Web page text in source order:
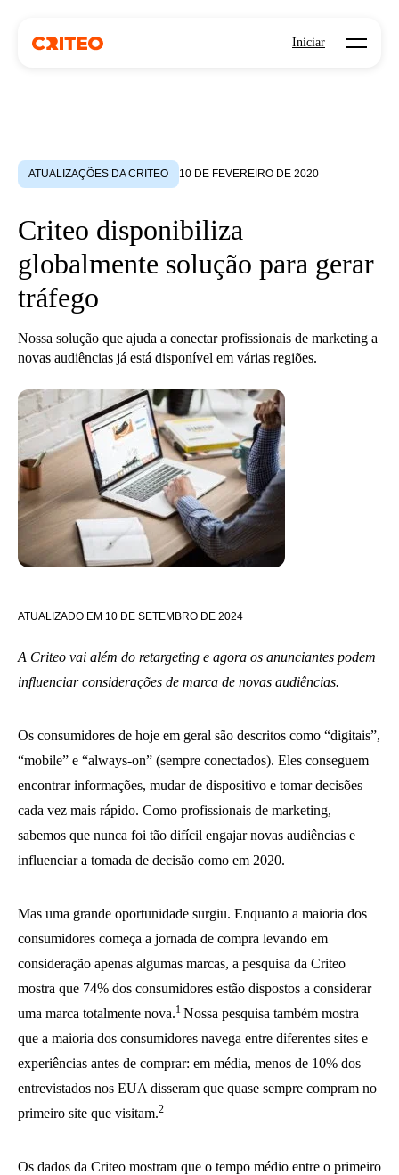
Iniciar Open
ATUALIZAÇÕES DA CRITEO 10 DE FEVEREIRO DE 2020
Criteo disponibiliza
globalmente solução para gerar
tráfego
Nossa solução que ajuda a conectar profissionais de marketing a
novas audiências já está disponível em várias regiões.
ATUALIZADO EM 10 DE SETEMBRO DE 2024
A Criteo vai além do retargeting e agora os anunciantes podem
influenciar considerações de marca de novas audiências.
Os consumidores de hoje em geral são descritos como “digitais”,
“mobile” e “always-on” (sempre conectados). Eles conseguem
encontrar informações, mudar de dispositivo e tomar decisões
cada vez mais rápido. Como profissionais de marketing,
sabemos que nunca foi tão difícil engajar novas audiências e
influenciar a tomada de decisão como em 2020.
Mas uma grande oportunidade surgiu. Enquanto a maioria dos
consumidores começa a jornada de compra levando em
consideração apenas algumas marcas, a pesquisa da Criteo
mostra que 74% dos consumidores estão dispostos a considerar
uma marca totalmente nova.1 Nossa pesquisa também mostra
que a maioria dos consumidores navega entre diferentes sites e
experiências antes de comprar: em média, menos de 10% dos
entrevistados nos EUA disseram que quase sempre compram no
primeiro site que visitam.2
Os dados da Criteo mostram que o tempo médio entre o primeiro